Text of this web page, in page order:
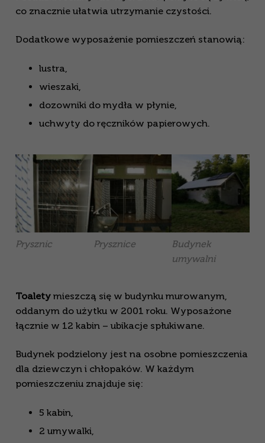
co znacznie ułatwia utrzymanie czystości.
Dodatkowe wyposażenie pomieszczeń stanowią:
lustra,
wieszaki,
dozowniki do mydła w płynie,
uchwyty do ręczników papierowych.
Prysznic Prysznice
Budynek
umywalni
Toalety mieszczą się w budynku murowanym,
oddanym do użytku w 2001 roku. Wyposażone
łącznie w 12 kabin – ubikacje spłukiwane.
Budynek podzielony jest na osobne pomieszczenia
dla dziewczyn i chłopaków. W każdym
pomieszczeniu znajduje się:
5 kabin,
2 umywalki,